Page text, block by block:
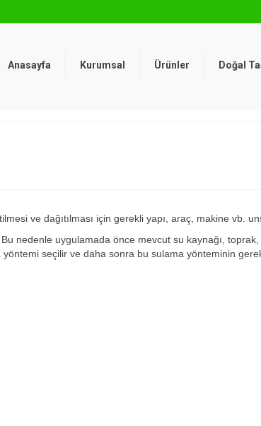
Anasayfa Kurumsal Ürünler Doğal
ve dağıtılması için gerekli yapı, araç, makine vb.
nedenle uygulamada önce mevcut su kaynağı,
seçilir ve daha sonra bu sulama yönteminin